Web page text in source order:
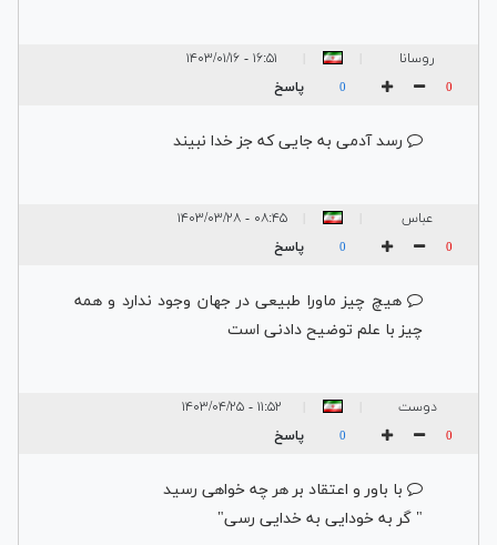
روسانا ۱۶:۵۱ - ۱۴۰۳/۰۱/۱۶
0
0 پاسخ
رسد آدمی به جایی که جز خدا نبیند
عباس ۰۸:۴۵ - ۱۴۰۳/۰۳/۲۸
0
0 پاسخ
هیچ چیز ماورا طبیعی در جهان وجود ندارد و همه
چیز با علم توضیح دادنی است
دوست ۱۱:۵۲ - ۱۴۰۳/۰۴/۲۵
0
0 پاسخ
با باور و اعتقاد بر هر چه خواهی رسید
" گر به خودایی به خدایی رسی"